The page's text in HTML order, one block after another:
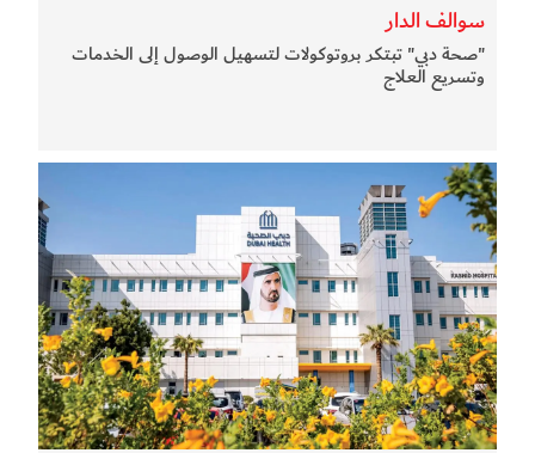
سوالف الدار
"صحة دبي" تبتكر بروتوكولات لتسهيل الوصول إلى الخدمات
وتسريع العلاج